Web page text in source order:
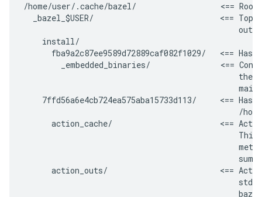
/home/user/.cache/bazel/                  <== Root
_bazel_$USER/                           <== Top
    install/
fba9a2c87ee9589d72889caf082f1029/   <==
_embedded_binaries/               <==
the
7ffd56a6e4cb724ea575aba15733d113/     <==
/
action_cache/                       <==
action_outs/                        <==